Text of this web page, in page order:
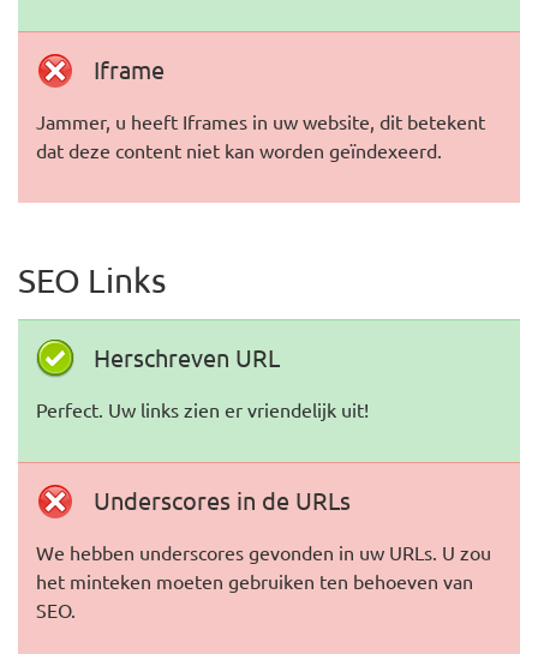
Iframe
Jammer, u heeft Iframes in uw website, dit betekent
dat deze content niet kan worden geïndexeerd.
SEO Links
Herschreven URL
Perfect. Uw links zien er vriendelijk uit!
Underscores in de URLs
We hebben underscores gevonden in uw URLs. U zou
het minteken moeten gebruiken ten behoeven van
SEO.